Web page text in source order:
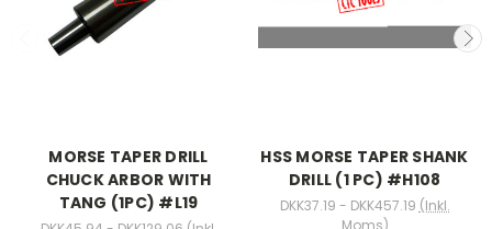
MORSE TAPER DRILL
CHUCK ARBOR WITH
TANG (1PC) #L19
HSS MORSE TAPER SHANK
DRILL (1 PC) #H108
DKK37.19 - DKK457.19 (Inkl.